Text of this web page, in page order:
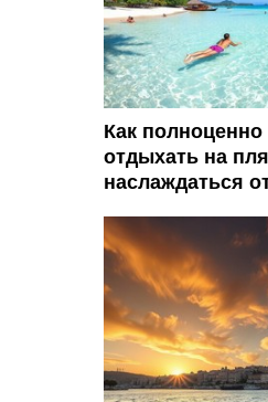
Как полноценно
отдыхать на
наслаждаться